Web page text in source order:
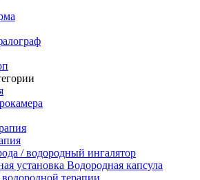
/ водородный ингалятор
установка Водородная капсула
терапии